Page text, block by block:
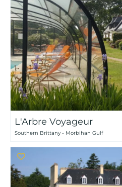
L'Arbre Voyageur
Southern Brittany - Morbihan Gulf